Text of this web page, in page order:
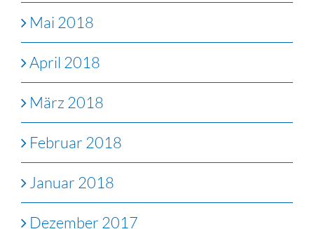
Mai 2018
April 2018
März 2018
Februar 2018
Januar 2018
Dezember 2017